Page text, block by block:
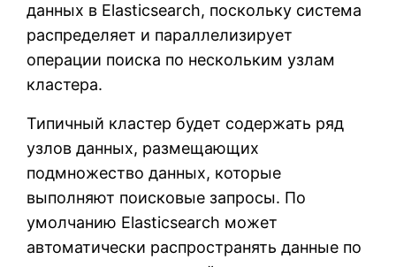
данных в Elasticsearch, поскольку система
распределяет и параллелизирует
операции поиска по нескольким узлам
кластера.
Типичный кластер будет содержать ряд
узлов данных, размещающих
подмножество данных, которые
выполняют поисковые запросы. По
умолчанию Elasticsearch может
автоматически распространять данные по